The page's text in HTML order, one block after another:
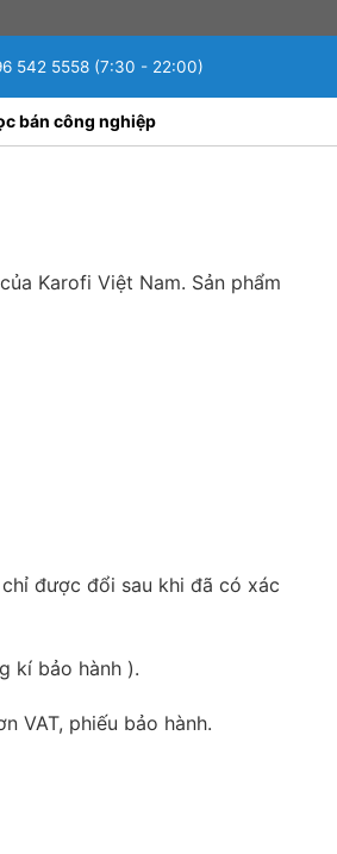
542 5558 (7:30 - 22:00)
bán công nghiệp
Karofi Việt Nam. Sản phẩm
được đổi sau khi đã có xác
kí bảo hành ).
VAT, phiếu bảo hành.